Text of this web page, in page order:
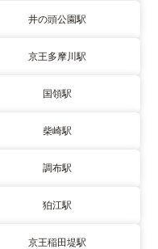
井の頭公園駅
京王多摩川駅
国領駅
柴崎駅
調布駅
狛江駅
京王稲田堤駅